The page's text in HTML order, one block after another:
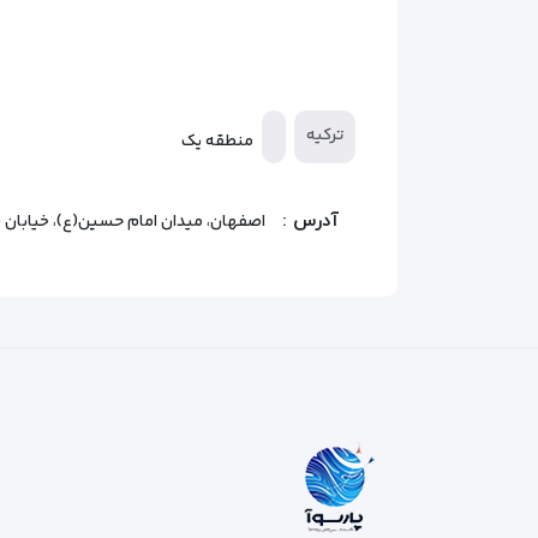
ترکیه منطقه یک
آدرس : اصفهان، ميدان امام حسين(ع)،